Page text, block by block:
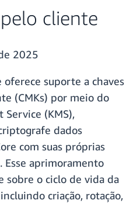
cliente
2025
oferece suporte a chaves
(CMKs) por meio do
Service (KMS),
dados
com suas próprias
Esse aprimoramento
sobre o ciclo de vida da
criação, rotação,